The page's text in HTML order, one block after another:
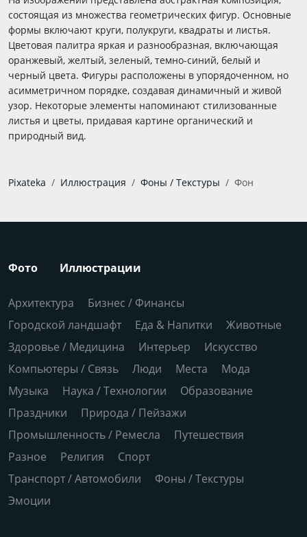
состоящая из множества геометрических фигур. Основные
формы включают круги, полукруги, квадраты и листья.
Цветовая палитра яркая и разнообразная, включающая
оранжевый, желтый, зеленый, темно-синий, белый и
черный цвета. Фигуры расположены в упорядоченном, но
асимметричном порядке, создавая динамичный и живой
узор. Некоторые элементы напоминают стилизованные
листья и цветы, придавая картине органический и
природный вид.
Pixateka Иллюстрация Фоны / Текстуры Фон
Фото Иллюстрации
Архитектура
Бизнес / Финансы
Городской ландшафт
Еда & Напитки
Животные
Здоровье / Медицина
Интерьер
Искусство
Компьютеры / Связь
Люди Места
Мода
Музыка
Наука / Технологии
Образование
Праздники
Природа / Пейзажи
Промышленность / Ремесла
Путешествия
Разное
Религия
Спорт
Транспорт / Автомобили
Фоны / Текстуры
Эмоции